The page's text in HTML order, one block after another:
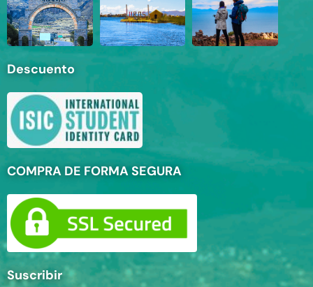
Descuento
COMPRA DE FORMA SEGURA
Suscribir